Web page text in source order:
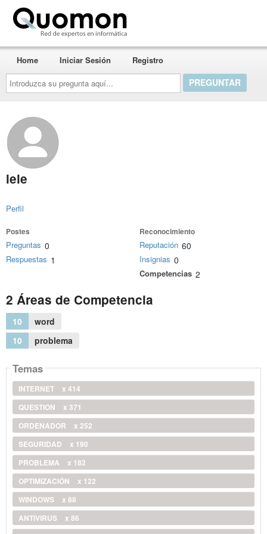
Introduzca
su
pregunta
aquí...
Home Iniciar Sesión Registro
lele
Perfil
Postes
Preguntas 0
Respuestas 1
Reconocimiento
Reputación 60
Insignias 0
Competencias 2
2 Áreas de Competencia
10
word
10
problema
Temas
INTERNET
x 414
QUESTION
x 371
ORDENADOR
x 252
SEGURIDAD
x 190
PROBLEMA
x 182
OPTIMIZACIÓN
x 122
WINDOWS
x 88
ANTIVIRUS
x 86